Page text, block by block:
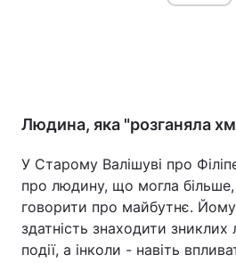
Людина, яка "розганяла
У Старому Валішуві про
про людину, що могла
говорити про майбутнє.
здатність знаходити
події, а інколи - навіть